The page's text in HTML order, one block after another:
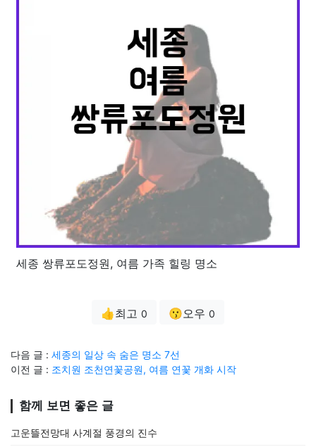
세종 쌍류포도정원, 여름 가족 힐링 명소
👍최고 0 😗오우 0
다음 글 : 세종의 일상 속 숨은 명소 7선
이전 글 : 조치원 조천연꽃공원, 여름 연꽃 개화 시작
함께 보면 좋은 글
고운뜰전망대 사계절 풍경의 진수